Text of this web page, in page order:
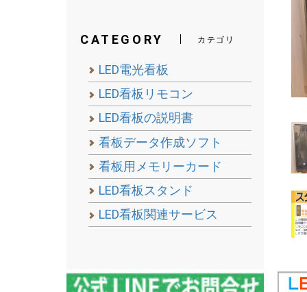
CATEGORY カテゴリ
LED電光看板
LED看板リモコン
LED看板の説明書
看板データ作成ソフト
看板用メモリーカード
LED看板スタンド
LED看板関連サービス